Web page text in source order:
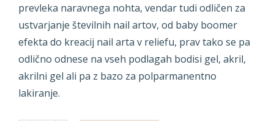
prevleka naravnega nohta, vendar tudi odličen za
ustvarjanje številnih nail artov, od baby boomer
efekta do kreacij nail arta v reliefu, prav tako se pa
odlično odnese na vseh podlagah bodisi gel, akril,
akrilni gel ali pa z bazo za polparmanentno
lakiranje.